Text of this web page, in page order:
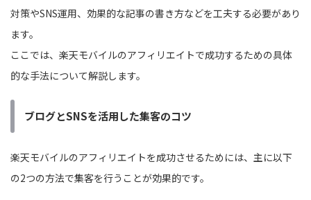
対策やSNS運用、効果的な記事の書き方などを工夫する必要があり
ます。
ここでは、楽天モバイルのアフィリエイトで成功するための具体
的な手法について解説します。
ブログとSNSを活用した集客のコツ
楽天モバイルのアフィリエイトを成功させるためには、主に以下
の2つの方法で集客を行うことが効果的です。